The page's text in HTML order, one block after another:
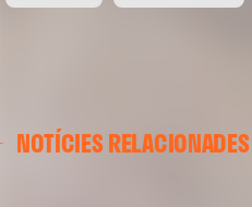
NOTÍCIES RELACIONADES
ENTRENAMENT DEL